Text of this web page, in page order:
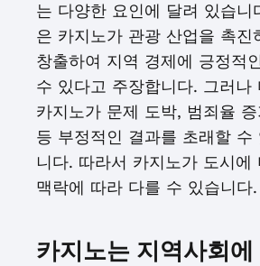
는 다양한 요인에 달려 있습니
은 카지노가 관광 산업을 촉진
창출하여 지역 경제에 긍정적
수 있다고 주장합니다. 그러나
카지노가 문제 도박, 범죄율
등 부정적인 결과를 초래할 수
니다. 따라서 카지노가 도시에
맥락에 따라 다를 수 있습니다.
카지노는 지역사회